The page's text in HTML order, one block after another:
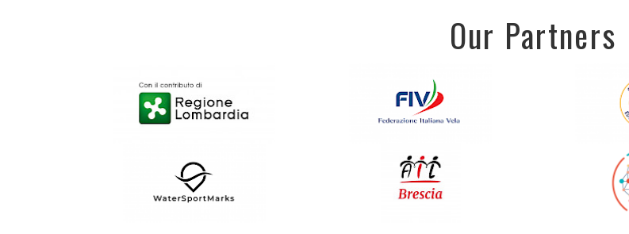
Our Partners